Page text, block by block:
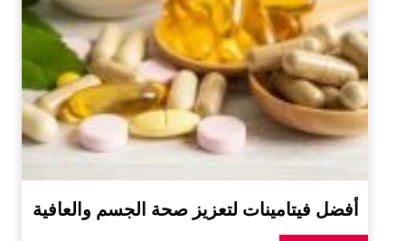
أفضل فيتامينات لتعزيز صحة الجسم والعافية